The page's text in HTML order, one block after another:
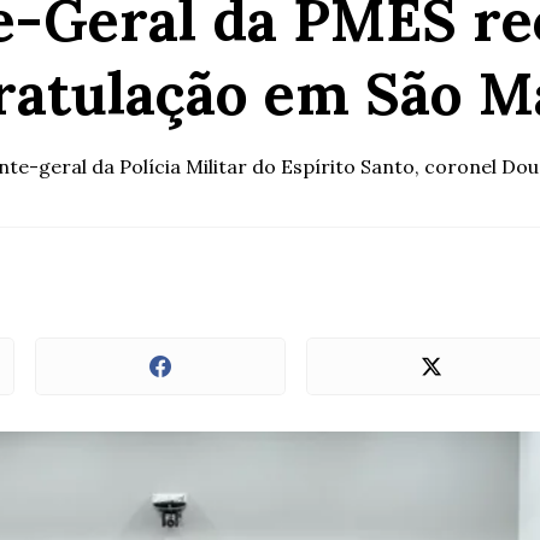
Geral da PMES
em São
geral da Polícia Militar do Espírito Santo, coronel